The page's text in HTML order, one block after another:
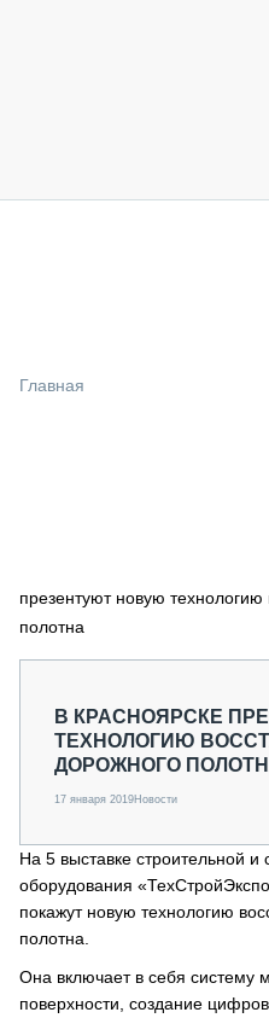
СПЕЦПРОЕКТЫ
МЕРОПРИЯТИЯ
СТАТЬИ ПО
Главная
презентуют новую
полотна
В КРАСНОЯРСКЕ
ТЕХНОЛОГИЮ
ДОРОЖНОГО
17 января 2019Новости
На 5 выставке строительной и
оборудования
покажут новую технологию
полотна.
Она включает в себя систему
поверхности, создание